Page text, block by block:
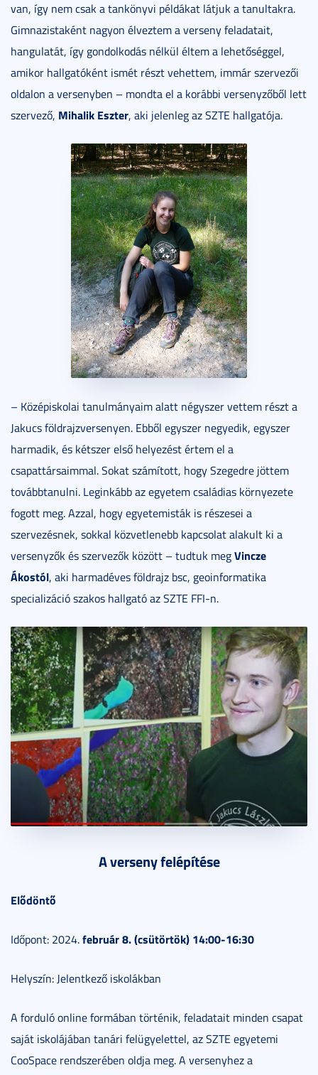
van, így nem csak a tankönyvi példákat látjuk a tanultakra.
Gimnazistaként nagyon élveztem a verseny feladatait,
hangulatát, így gondolkodás nélkül éltem a lehetőséggel,
amikor hallgatóként ismét részt vehettem, immár szervezői
oldalon a versenyben – mondta el a korábbi versenyzőből lett
szervező, Mihalik Eszter, aki jelenleg az SZTE hallgatója.
– Középiskolai tanulmányaim alatt négyszer vettem részt a
Jakucs földrajzversenyen. Ebből egyszer negyedik, egyszer
harmadik, és kétszer első helyezést értem el a
csapattársaimmal. Sokat számított, hogy Szegedre jöttem
továbbtanulni. Leginkább az egyetem családias környezete
fogott meg. Azzal, hogy egyetemisták is részesei a
szervezésnek, sokkal közvetlenebb kapcsolat alakult ki a
versenyzők és szervezők között – tudtuk megVincze
Ákostól, aki harmadéves földrajz bsc, geoinformatika
specializáció szakos hallgató az SZTE FFI-n.
A verseny felépítése
Elődöntő
Időpont: 2024.február 8. (csütörtök) 14:00-16:30
Helyszín: Jelentkező iskolákban
A forduló online formában történik, feladatait minden csapat
saját iskolájában tanári felügyelettel, az SZTE egyetemi
CooSpace rendszerében oldja meg. A versenyhez a